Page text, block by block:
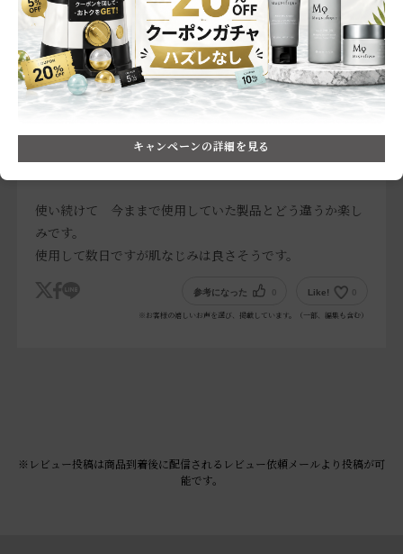
商品のリピート意向 :他の商品と比較中
使った満足度:★★★★ 何で商品を知りましたか:その他
商品を気に入ったポイント
:肌のトーンアップ効果,エイジング
ケア成分,シンプルでおしゃれなパッケージデザイン
K
年齢層: 45～54歳 肌質:
購買頻度: 2～3ヶ月に一度
使い続けて 今ままで使用していた製品とどう違うか楽し
みです。
使用して数日ですが肌なじみは良さそうです。
参考になった 0 Like! 0
※お客様の嬉しいお声を選び、掲載しています。（一部、編集も含む）
※レビュー投稿は商品到着後に配信されるレビュー依頼メールより投稿が可
能です。
キャンペーンの詳細を見る